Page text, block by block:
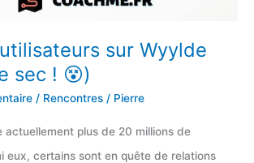
utilisateurs sur Wyylde
sec ! 😵)
/ Rencontres / Pierre
actuellement plus de 20 millions de
eux, certains sont en quête de relations